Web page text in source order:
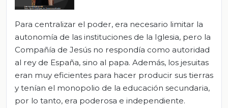
Para centralizar el poder, era necesario limitar la
autonomía de las instituciones de la Iglesia, pero la
Compañía de Jesús no respondía como autoridad
al rey de España, sino al papa. Además, los jesuitas
eran muy eficientes para hacer producir sus tierras
y tenían el monopolio de la educación secundaria,
por lo tanto, era poderosa e independiente.